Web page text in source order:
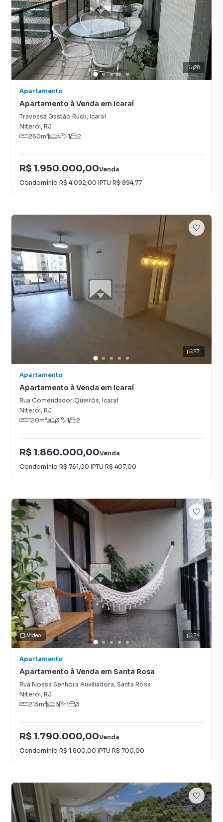
28
Apartamento
Apartamento à Venda em Icaraí
Travessa Gastão Ruch, Icaraí
Niterói, RJ
260m² 4 1 2
R$ 1.950.000,00Venda
Condomínio R$ 4.092,00·IPTU R$ 894,77
27
Apartamento
Apartamento à Venda em Icaraí
Rua Comendador Queirós, Icaraí
Niterói, RJ
120m² 3 1 2
R$ 1.860.000,00Venda
Condomínio R$ 761,00·IPTU R$ 407,00
24
Vídeo
Apartamento
Apartamento à Venda em Santa Rosa
Rua Nossa Senhora Auxiliadora, Santa Rosa
Niterói, RJ
215m² 3 1 3
R$ 1.790.000,00Venda
Condomínio R$ 1.800,00·IPTU R$ 700,00